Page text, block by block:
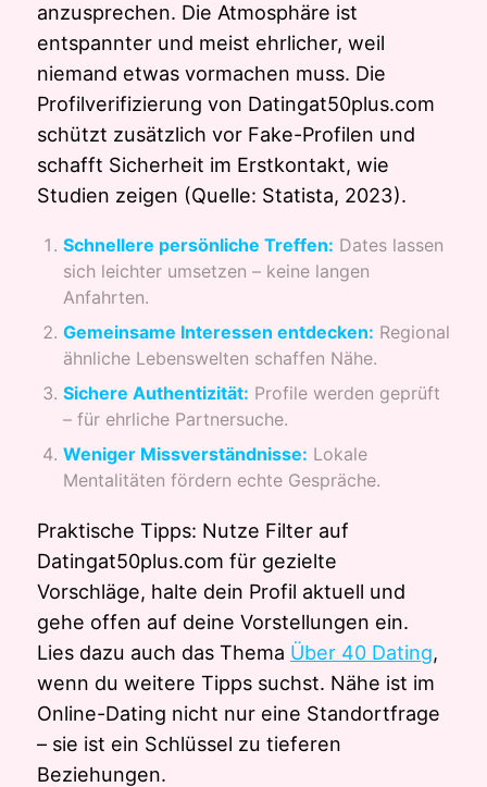
anzusprechen. Die Atmosphäre ist
entspannter und meist ehrlicher, weil
niemand etwas vormachen muss. Die
Profilverifizierung von Datingat50plus.com
schützt zusätzlich vor Fake-Profilen und
schafft Sicherheit im Erstkontakt, wie
Studien zeigen (Quelle: Statista, 2023).
Schnellere persönliche Treffen: Dates lassen
sich leichter umsetzen – keine langen
Anfahrten.
Gemeinsame Interessen entdecken: Regional
ähnliche Lebenswelten schaffen Nähe.
Sichere Authentizität: Profile werden geprüft
– für ehrliche Partnersuche.
Weniger Missverständnisse: Lokale
Mentalitäten fördern echte Gespräche.
Praktische Tipps: Nutze Filter auf
Datingat50plus.com für gezielte
Vorschläge, halte dein Profil aktuell und
gehe offen auf deine Vorstellungen ein.
Lies dazu auch das Thema Über 40 Dating,
wenn du weitere Tipps suchst. Nähe ist im
Online-Dating nicht nur eine Standortfrage
– sie ist ein Schlüssel zu tieferen
Beziehungen.